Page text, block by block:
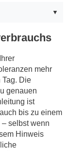
mehr
Tag. Die
genauen
ist
bis zu einem
selbst wenn
Hinweis